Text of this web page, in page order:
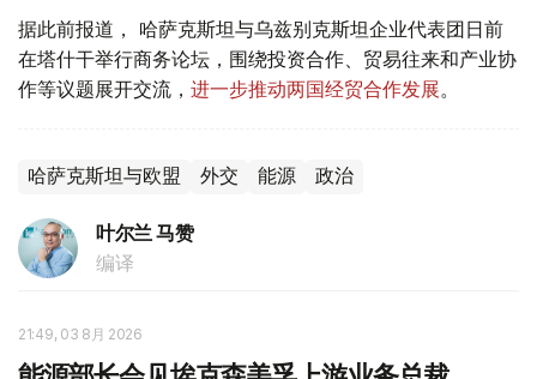
据此前报道， 哈萨克斯坦与乌兹别克斯坦企业代表团日前
在塔什干举行商务论坛，围绕投资合作、贸易往来和产业协
作等议题展开交流， 进一步推动两国经贸合作发展。
哈萨克斯坦与欧盟 外交 能源 政治
叶尔兰 马赞
编译
21:49, 03 8月 2026